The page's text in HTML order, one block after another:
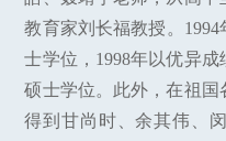
教育家刘长福教授。
士学位，1998年以优异
硕士学位。此外，在祖国
得到甘尚时、余其伟、